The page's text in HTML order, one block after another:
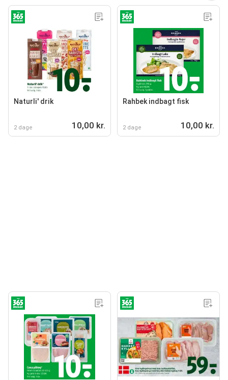
Naturli' drik
2 dage 10,00 kr.
Rahbek indbagt fisk
2 dage 10,00 kr.